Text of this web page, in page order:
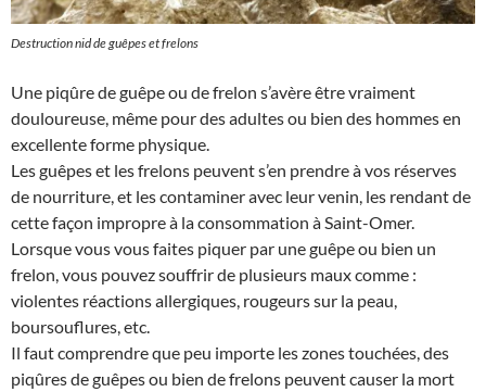
Destruction nid de guêpes et frelons
Une piqûre de guêpe ou de frelon s’avère être vraiment
douloureuse, même pour des adultes ou bien des hommes en
excellente forme physique.
Les guêpes et les frelons peuvent s’en prendre à vos réserves
de nourriture, et les contaminer avec leur venin, les rendant de
cette façon impropre à la consommation à Saint-Omer.
Lorsque vous vous faites piquer par une guêpe ou bien un
frelon, vous pouvez souffrir de plusieurs maux comme :
violentes réactions allergiques, rougeurs sur la peau,
boursouflures, etc.
Il faut comprendre que peu importe les zones touchées, des
piqûres de guêpes ou bien de frelons peuvent causer la mort